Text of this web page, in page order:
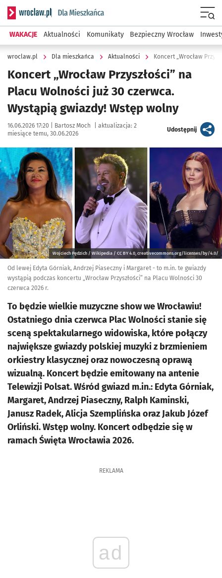
Serwis informacyjny wroclaw.pl podserwis: Dla mieszkańca
WAKACJE Aktualności Komunikaty Bezpieczny Wrocław
wroclaw.pl Dla mieszkańca Aktualności Koncert „Wrocław
Koncert „Wrocław Przyszłości” na
Placu Wolności już 30 czerwca.
Wystąpią gwiazdy! Wstęp wolny
Data publikacji:
16.06.2026 17:20 | Autor:
Bartosz Moch aktualizacja: 2
miesiące temu, 30.06.2026
Udostępnijartykuł
Kliknij, aby powiększyć
Wojciech Pędzich / Wikipedia / CC BY 4.0, creativecommons.org/licenses/by/4.0/
Od lewej Edyta Górniak, Andrzej Piaseczny i Margaret - to m.in. te gwiazdy
wystąpią podczas koncertu „Wrocław Przyszłości” na Placu Wolności 30
czerwca 2026 r.
To będzie wielkie muzyczne show we Wrocławiu!
Ostatniego dnia czerwca Plac Wolności stanie się
sceną spektakularnego widowiska, które połączy
największe gwiazdy polskiej muzyki z brzmieniem
orkiestry klasycznej oraz nowoczesną oprawą
wizualną. Koncert będzie emitowany na antenie
Telewizji Polsat. Wśród gwiazd m.in.: Edyta Górniak,
Margaret, Andrzej Piaseczny, Ralph Kaminski,
Janusz Radek, Alicja Szemplińska oraz Jakub Józef
Orliński. Wstęp wolny. Koncert odbędzie się w
ramach Święta Wrocławia 2026.
REKLAMA
ad